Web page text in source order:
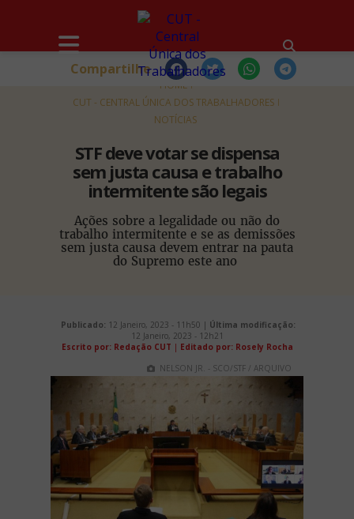
HOME
CUT - CENTRAL ÚNICA DOS TRABALHADORES
NOTÍCIAS
STF deve votar se dispensa
sem justa causa e trabalho
intermitente são legais
Ações sobre a legalidade ou não do
trabalho intermitente e se as demissões
sem justa causa devem entrar na pauta
do Supremo este ano
Compartilhe
Publicado: 12 Janeiro, 2023 - 11h50 | Última modificação:
12 Janeiro, 2023 - 12h21
Escrito por: Redação CUT | Editado por: Rosely Rocha
NELSON JR. - SCO/STF / ARQUIVO